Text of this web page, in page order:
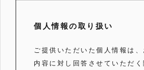
個人情報の取り扱い
ご提供いただいた個人情報は
内容に対し回答させていただ